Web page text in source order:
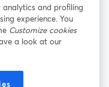
新しいタブで開く
analytics and profiling
experience. You
Customize cookies
a look at our